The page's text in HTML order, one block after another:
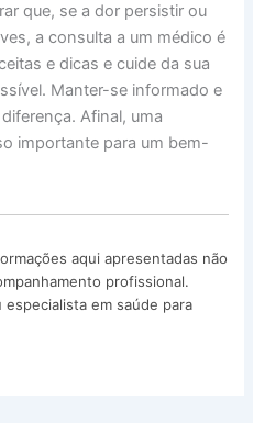
que, se a dor persistir ou
a consulta a um médico é
e dicas e cuide da sua
Manter-se informado e
Afinal, uma
importante para um bem-
aqui apresentadas não
profissional.
em saúde para